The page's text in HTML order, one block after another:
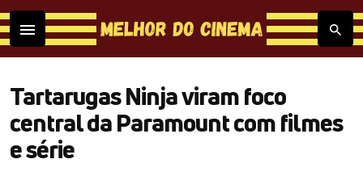
Tartarugas Ninja viram foco
central da Paramount com filmes
e série